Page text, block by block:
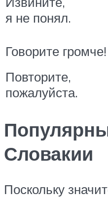
я не понял.
Говорите громче!
Повторите,
пожалуйста.
Словакии
Поскольку